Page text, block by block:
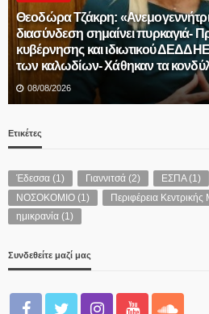
Θεοδώρα Τζάκρη:
διασύνδεση σημαίνει πυρκαγιά-
κυβέρνησης και ιδιωτικού
των καλωδίων- Χάθηκαν τα
08/08/2026
Ετικέτες
Έδεσσα (1) Γιαννιτσά (2) ΕΣΠΑ(1)
ΝΟΣΟΚΟΜΙΟ (1) Περιφέρεια Κεντρικής
ημικρανία (1)
Συνδεθείτε μαζί μας